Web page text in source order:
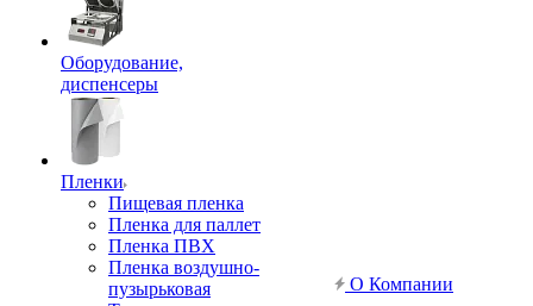
Оборудование,
диспенсеры
Пленки
Пищевая пленка
Пленка для паллет
Пленка ПВХ
Пленка воздушно-
пузырьковая
О Компании